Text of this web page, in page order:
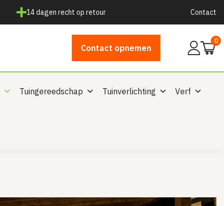
14 dagen recht op retour Contact
Contact opnemen
Mijn
0
Tuingereedschap Tuinverlichting Verf